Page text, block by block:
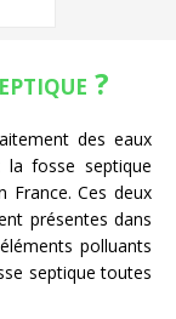
?
des eaux
fosse septique
France. Ces deux
présentes dans
polluants
septique toutes